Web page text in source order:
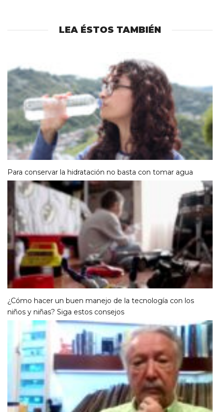
LEA ÉSTOS TAMBIÉN
Para conservar la hidratación no basta con tomar agua
¿Cómo hacer un buen manejo de la tecnología con los
niños y niñas? Siga estos consejos